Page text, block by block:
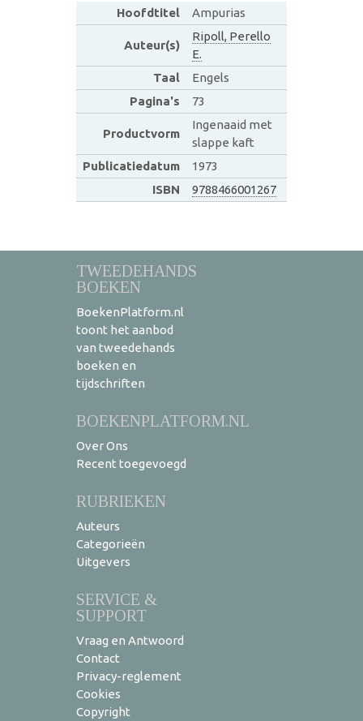
Hoofdtitel Ampurias
Auteur(s)
Ripoll, Perello
E.
Taal
Engels
Pagina's
73
Productvorm
Ingenaaid met
slappe kaft
Publicatiedatum
1973
ISBN
9788466001267
TWEEDEHANDS
BOEKEN
BoekenPlatform.nl
toont het aanbod
van tweedehands
boeken en
tijdschriften
BOEKENPLATFORM.NL
Over Ons
Recent toegevoegd
RUBRIEKEN
Auteurs
Categorieën
Uitgevers
SERVICE &
SUPPORT
Vraag en Antwoord
Contact
Privacy-reglement
Cookies
Copyright